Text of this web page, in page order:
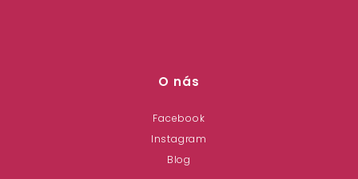
O nás
Facebook
Instagram
Blog